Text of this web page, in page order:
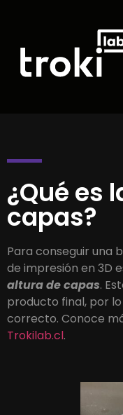
¿Qué es
capas?
Para conseguir una
de impresión en 3D
altura de capas.
producto final, por
correcto. Conoce
Trokilab.cl.